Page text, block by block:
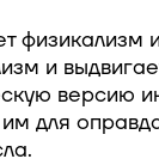
физикализм
и
версию
для